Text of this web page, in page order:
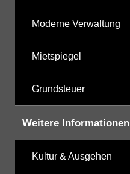
Moderne Verwaltung
Mietspiegel
Grundsteuer
Weitere Informationen
Kultur & Ausgehen